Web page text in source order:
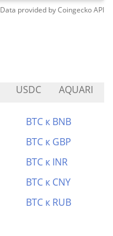
Data provided byCoingeckoAPI
USDC AQUARI
BTC к BNB
BTC к GBP
BTC к INR
BTC к CNY
BTC к RUB